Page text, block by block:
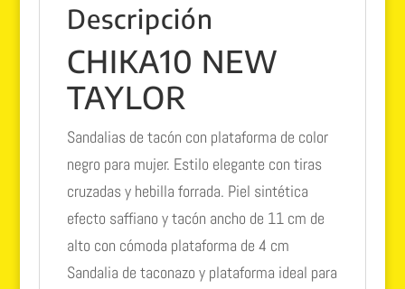
Descripción
CHIKA10 NEW
TAYLOR
Sandalias de tacón con plataforma de color
negro para mujer. Estilo elegante con tiras
cruzadas y hebilla forrada. Piel sintética
efecto saffiano y tacón ancho de 11 cm de
alto con cómoda plataforma de 4 cm
Sandalia de taconazo y plataforma ideal para